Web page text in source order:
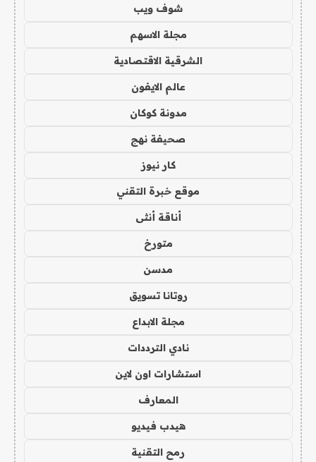
شوف ويب
مجلة الاسهم
الشرقية الاقتصادية
عالم الايفون
مدونة كوكان
صحيفة نهج
كار نيوز
موقع خبرة التقني
أناقة أنثى
متورخ
مدسن
روتانا تسويق
مجلة الابداع
نادي الترددات
استشارات اون لاين
المعارف
هيدب فيديو
رمح التقنية